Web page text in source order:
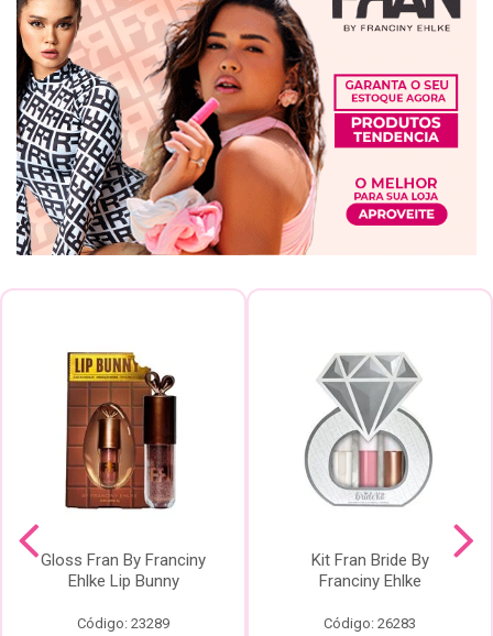
Gloss Fran By Franciny
Ehlke Lip Bunny
Código: 23289
Kit Fran Bride By
Franciny Ehlke
Código: 26283